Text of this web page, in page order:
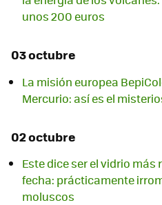
unos 200 euros
03 octubre
La misión europea
Mercurio: así es el
02 octubre
Este dice ser el vidrio
fecha: prácticamente
moluscos